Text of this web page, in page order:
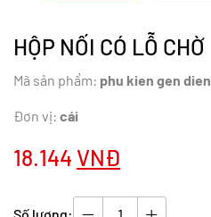
HỘP NỐI CÓ LỖ CHỜ
Mã sản phẩm: phu kien gen dien
Đơn vị: cái
18.144 VNĐ